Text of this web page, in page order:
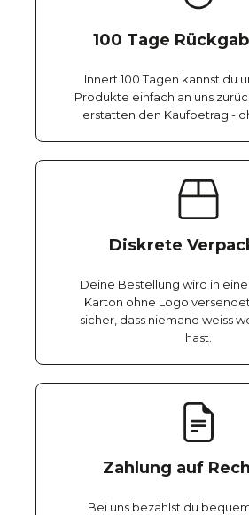
100 Tage
Innert 100 Tagen kannst du
Produkte einfach an uns
erstatten den Kaufbetrag -
Diskrete
Deine Bestellung wird in
Karton ohne Logo
sicher, dass niemand weiss
hast.
Zahlung auf
Bei uns bezahlst du